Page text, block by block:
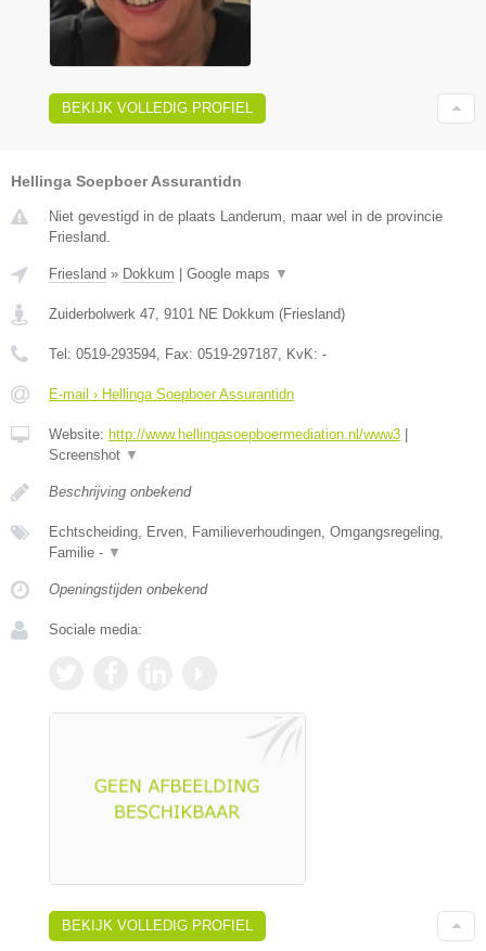
BEKIJK VOLLEDIG PROFIEL
Hellinga Soepboer Assurantidn
Niet gevestigd in de plaats Landerum, maar wel in de provincie
Friesland.
Friesland » Dokkum Google maps ▼
Zuiderbolwerk 47, 9101 NE Dokkum (Friesland)
Tel: 0519-293594, Fax: 0519-297187, KvK: -
E-mail › Hellinga Soepboer Assurantidn
Website: http://www.hellingasoepboermediation.nl/www3
Screenshot ▼
Beschrijving onbekend
Echtscheiding, Erven, Familieverhoudingen, Omgangsregeling,
Familie - ▼
Openingstijden onbekend
Sociale media:
BEKIJK VOLLEDIG PROFIEL